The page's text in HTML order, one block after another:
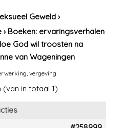
Geweld ›
› Boeken: ervaringsverhalen
God wil troosten na
van Wageningen
,vergeving
(van in totaal 1)